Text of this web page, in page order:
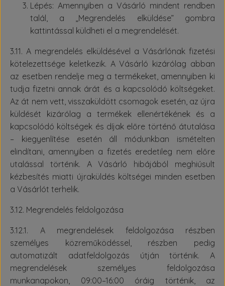
Lépés: Amennyiben a Vásárló mindent rendben
talál, a „Megrendelés elküldése” gombra
kattintással küldheti el a megrendelését.
3.11. A megrendelés elküldésével a Vásárlónak fizetési
kötelezettsége keletkezik. A Vásárló kizárólag abban
az esetben rendelje meg a termékeket, amennyiben ki
tudja fizetni annak árát és a kapcsolódó költségeket.
Az át nem vett, visszaküldött csomagok esetén, az újra
küldését kizárólag a termékek ellenértékének és a
kapcsolódó költségek és díjak előre történő átutalása
– kiegyenlítése esetén áll módunkban ismételten
elindítani, amennyiben a fizetés eredetileg nem előre
utalással történik. A Vásárló hibájából meghiúsult
kézbesítés miatti újraküldés költségei minden esetben
a Vásárlót terhelik.
3.12. Megrendelés feldolgozása
3.12.1. A megrendelések feldolgozása részben
személyes közreműködéssel, részben pedig
automatizált adatfeldolgozás útján történik. A
megrendelések személyes feldolgozása
munkanapokon, 09:00–16:00 óráig történik, az